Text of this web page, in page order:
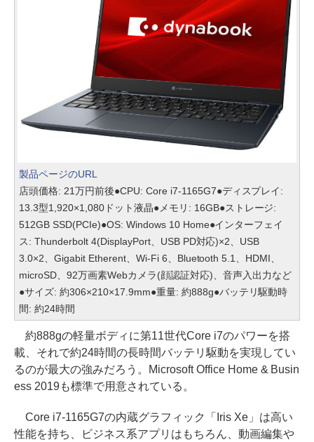
製品ページのURL
店頭価格: 21万円前後●CPU: Core i7-1165G7●ディスプレイ:
13.3型1,920×1,080ドット液晶●メモリ: 16GB●ストレージ:
512GB SSD(PCIe)●OS: Windows 10 Home●インターフェイ
ス: Thunderbolt 4(DisplayPort、USB PD対応)×2、USB
3.0×2、Gigabit Etherent、Wi-Fi 6、Bluetooth 5.1、HDMI、
microSD、92万画素Webカメラ(顔認証対応)、音声入出力など
●サイズ: 約306×210×17.9mm●重量: 約888g●バッテリ駆動時
間: 約24時間
約888gの軽量ボディに第11世代Core i7のパワーを搭
載、それで約24時間の長時間バッテリ駆動を実現してい
るのが最大の強みだろう。Microsoft Office Home & Busin
ess 2019も標準で用意されている。
Core i7-1165G7の内蔵グラフィック「Iris Xe」は高い
性能を持ち、ビジネス系アプリはもちろん、動画編集や